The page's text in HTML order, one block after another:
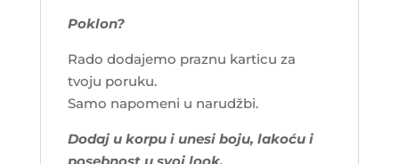
Poklon?
Rado dodajemo praznu karticu za
tvoju poruku.
Samo napomeni u narudžbi.
Dodaj u korpu i unesi boju, lakoću i